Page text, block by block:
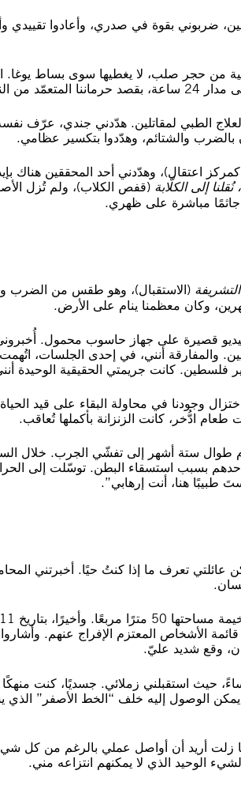
ضربوني بقوة في صدري، وأعادوا تقييدي
من حجر صلب، لا يغطيها سوى بساط يوغا.
النوم.
الطبي لمقاتلين. هدّدني جندي، عرّف
بالضرب والشتائم، وهدّدوا بتكسير عظامي.
اعتقال)، وهدّدني أحد المحققين هناك
إلى الكلّابة (قفص الكلاب)، ولم تُزل
جاثمًا مباشرة على ظهري.
التشريفة (الاستقبال)، وهو طقس من الضرب
وكان معظمنا ينام على الأرض.
قصيرة على جهاز حاسوب محمول.
والمفارقة أنني، في إحدى الجلسات، اتُهمت
فلسطين. كانت جريمتي الحقيقية الوحيدة
وجودنا في محاولة البقاء على قيد
ادُّخر، كانت الزنزانة بأكملها تُعاقب.
طوال ستة أشهر إلى تفشّي الجرب. خلال
بسبب استسقاء البطن. توسّلت إلى
طبيبًا هنا، أنت إرهابي”.
عائلتي تعرف ما إذا كنتُ حيًا. أخبرتني
على قائمة الأشخاص المعتزم الإفراج عنهم.
وقع شديد عليّ.
الوصول إليه خلف “الخط الأصفر” الذي
ما زلت أريد أن أواصل عملي بالرغم من كل
الوحيد الذي لا يمكنهم انتزاعه مني.